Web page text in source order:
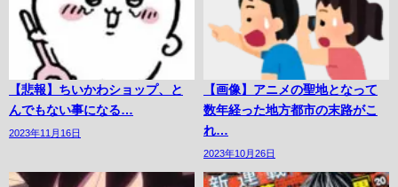
【悲報】ちいかわショップ、と
んでもない事になる…
2023年11月16日
【画像】アニメの聖地となって
数年経った地方都市の末路がこ
れ…
2023年10月26日